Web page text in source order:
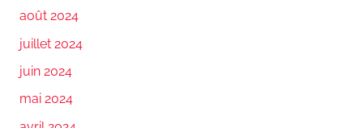
août 2024
juillet 2024
juin 2024
mai 2024